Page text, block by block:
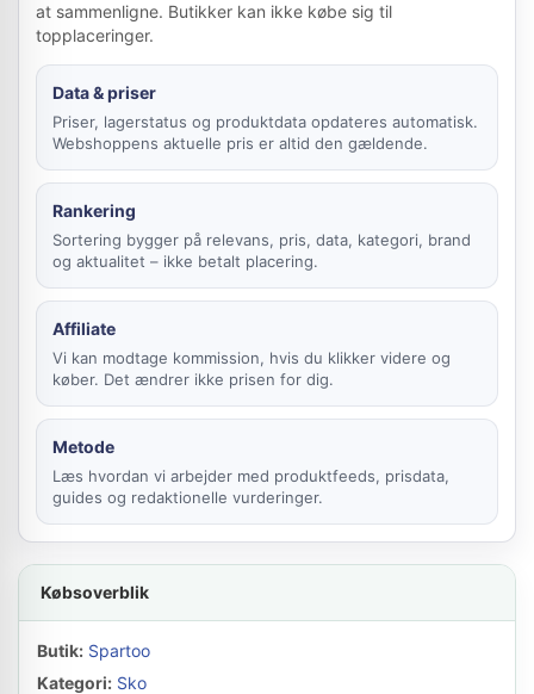
at sammenligne. Butikker kan ikke købe sig til
topplaceringer.
Data & priser
Priser, lagerstatus og produktdata opdateres automatisk.
Webshoppens aktuelle pris er altid den gældende.
Rankering
Sortering bygger på relevans, pris, data, kategori, brand
og aktualitet – ikke betalt placering.
Affiliate
Vi kan modtage kommission, hvis du klikker videre og
køber. Det ændrer ikke prisen for dig.
Metode
Læs hvordan vi arbejder med produktfeeds, prisdata,
guides og redaktionelle vurderinger.
Købsoverblik
Butik: Spartoo
Kategori: Sko